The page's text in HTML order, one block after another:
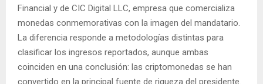
Financial y de CIC Digital LLC, empresa que comercializa
monedas conmemorativas con la imagen del mandatario.
La diferencia responde a metodologías distintas para
clasificar los ingresos reportados, aunque ambas
coinciden en una conclusión: las criptomonedas se han